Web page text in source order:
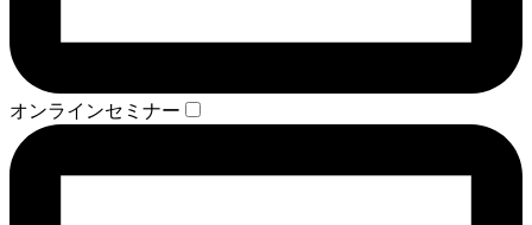
オンラインセミナー